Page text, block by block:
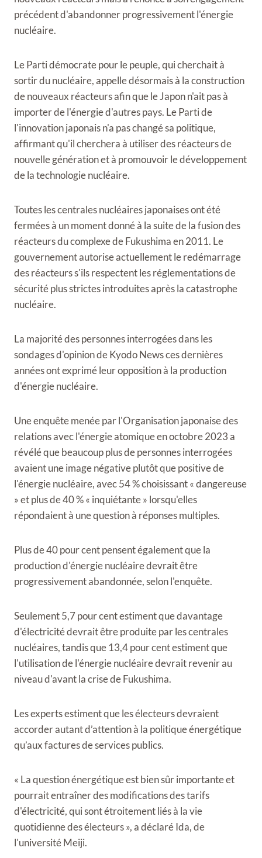
précédent d'abandonner progressivement l'énergie
nucléaire.
Le Parti démocrate pour le peuple, qui cherchait à
sortir du nucléaire, appelle désormais à la construction
de nouveaux réacteurs afin que le Japon n'ait pas à
importer de l'énergie d'autres pays. Le Parti de
l'innovation japonais n'a pas changé sa politique,
affirmant qu'il cherchera à utiliser des réacteurs de
nouvelle génération et à promouvoir le développement
de la technologie nucléaire.
Toutes les centrales nucléaires japonaises ont été
fermées à un moment donné à la suite de la fusion des
réacteurs du complexe de Fukushima en 2011. Le
gouvernement autorise actuellement le redémarrage
des réacteurs s'ils respectent les réglementations de
sécurité plus strictes introduites après la catastrophe
nucléaire.
La majorité des personnes interrogées dans les
sondages d'opinion de Kyodo News ces dernières
années ont exprimé leur opposition à la production
d'énergie nucléaire.
Une enquête menée par l'Organisation japonaise des
relations avec l'énergie atomique en octobre 2023 a
révélé que beaucoup plus de personnes interrogées
avaient une image négative plutôt que positive de
l'énergie nucléaire, avec 54 % choisissant « dangereuse
» et plus de 40 % « inquiétante » lorsqu'elles
répondaient à une question à réponses multiples.
Plus de 40 pour cent pensent également que la
production d'énergie nucléaire devrait être
progressivement abandonnée, selon l'enquête.
Seulement 5,7 pour cent estiment que davantage
d'électricité devrait être produite par les centrales
nucléaires, tandis que 13,4 pour cent estiment que
l'utilisation de l'énergie nucléaire devrait revenir au
niveau d'avant la crise de Fukushima.
Les experts estiment que les électeurs devraient
accorder autant d’attention à la politique énergétique
qu’aux factures de services publics.
« La question énergétique est bien sûr importante et
pourrait entraîner des modifications des tarifs
d'électricité, qui sont étroitement liés à la vie
quotidienne des électeurs », a déclaré Ida, de
l'université Meiji.